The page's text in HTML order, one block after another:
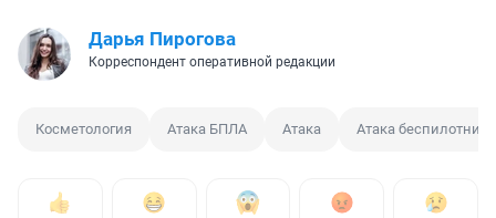
Дарья Пирогова
Корреспондент оперативной редакции
Косметология Атака БПЛА Атака Атака беспилотника